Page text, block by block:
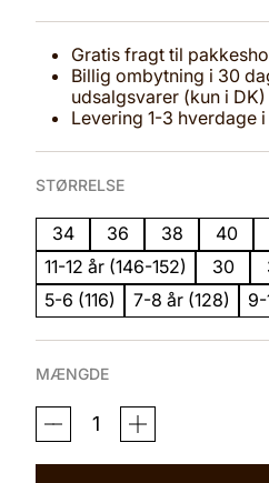
Gratis fragt til
Billig ombytning i 30
udsalgsvarer (kun i DK)
Levering 1-3 hverdage i
STØRRELSE
34 36 38 40
11-12 år (146-152)
30
5-6 (116)
7-8 år (128) 9-
MÆNGDE
BLUSE
SALINA
NAVY/SORT